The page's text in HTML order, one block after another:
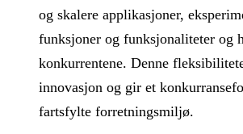
og skalere applikasjoner,
funksjoner og funksjonaliteter og
konkurrentene. Denne
innovasjon og gir et
fartsfylte forretningsmiljø.